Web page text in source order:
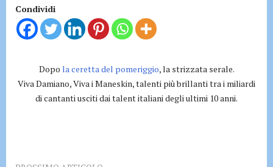
t
o
Condividi
Dopo la ceretta del pomeriggio, la strizzata serale.
Viva Damiano, Viva i Maneskin, talenti più brillanti tra i miliardi
di cantanti usciti dai talent italiani degli ultimi 10 anni.